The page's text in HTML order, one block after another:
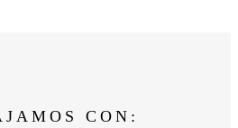
CON: